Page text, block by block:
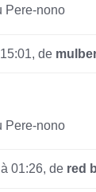
Pere-nono
de
Pere-nono
01:26, de red